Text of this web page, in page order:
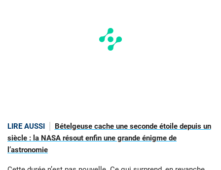
LIRE AUSSI
Bételgeuse cache une seconde étoile depuis un
siècle : la NASA résout enfin une grande énigme de
l’astronomie